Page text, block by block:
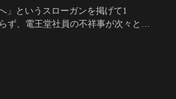
」というスローガンを掲げて1
ず、電王堂社員の不祥事が次々とマ